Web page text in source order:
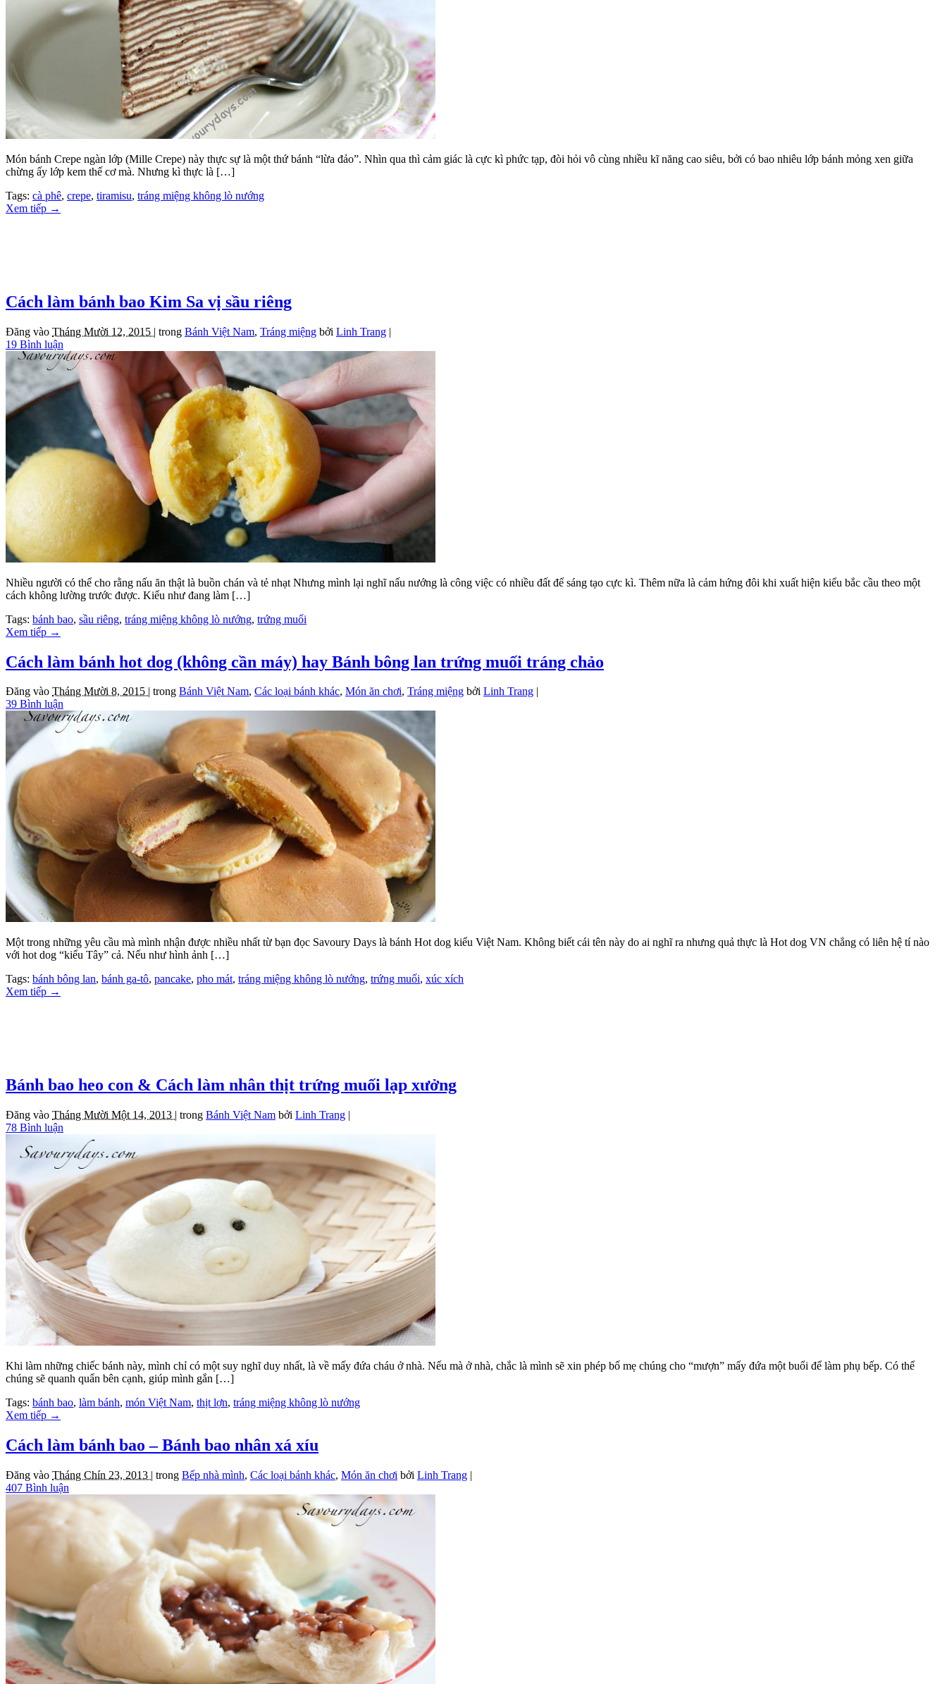
Món bánh Crepe ngàn lớp (Mille Crepe) này thực sự là một thứ bánh “lừa đảo”. Nhìn qua thì cảm giác là cực kì phức tạp, đòi hỏi vô cùng nhiều kĩ năng cao siêu, bởi có bao nhiêu lớp bánh mỏng xen giữa
chừng ấy lớp kem thế cơ mà. Nhưng kì thực là […]
Tags: cà phê, crepe, tiramisu, tráng miệng không lò nướng
Xem tiếp →
Cách làm bánh bao Kim Sa vị sầu riêng
Đăng vào Tháng Mười 12, 2015 | trong Bánh Việt Nam, Tráng miệng bởi Linh Trang |
19 Bình luận
Nhiều người có thể cho rằng nấu ăn thật là buồn chán và tẻ nhạt Nhưng mình lại nghĩ nấu nướng là công việc có nhiều đất để sáng tạo cực kì. Thêm nữa là cảm hứng đôi khi xuất hiện kiểu bắc cầu theo một
cách không lường trước được. Kiểu như đang làm […]
Tags: bánh bao, sầu riêng, tráng miệng không lò nướng, trứng muối
Xem tiếp →
Cách làm bánh hot dog (không cần máy) hay Bánh bông lan trứng muối tráng chảo
Đăng vào Tháng Mười 8, 2015 | trong Bánh Việt Nam, Các loại bánh khác, Món ăn chơi, Tráng miệng bởi Linh Trang |
39 Bình luận
Một trong những yêu cầu mà mình nhận được nhiều nhất từ bạn đọc Savoury Days là bánh Hot dog kiểu Việt Nam. Không biết cái tên này do ai nghĩ ra nhưng quả thực là Hot dog VN chẳng có liên hệ tí nào
với hot dog “kiểu Tây” cả. Nếu như hình ảnh […]
Tags: bánh bông lan, bánh ga-tô, pancake, pho mát, tráng miệng không lò nướng, trứng muối, xúc xích
Xem tiếp →
Bánh bao heo con & Cách làm nhân thịt trứng muối lạp xưởng
Đăng vào Tháng Mười Một 14, 2013 | trong Bánh Việt Nam bởi Linh Trang |
78 Bình luận
Khi làm những chiếc bánh này, mình chỉ có một suy nghĩ duy nhất, là về mấy đứa cháu ở nhà. Nếu mà ở nhà, chắc là mình sẽ xin phép bố mẹ chúng cho “mượn” mấy đứa một buổi để làm phụ bếp. Có thể
chúng sẽ quanh quẩn bên cạnh, giúp mình gắn […]
Tags: bánh bao, làm bánh, món Việt Nam, thịt lợn, tráng miệng không lò nướng
Xem tiếp →
Cách làm bánh bao – Bánh bao nhân xá xíu
Đăng vào Tháng Chín 23, 2013 | trong Bếp nhà mình, Các loại bánh khác, Món ăn chơi bởi Linh Trang |
407 Bình luận